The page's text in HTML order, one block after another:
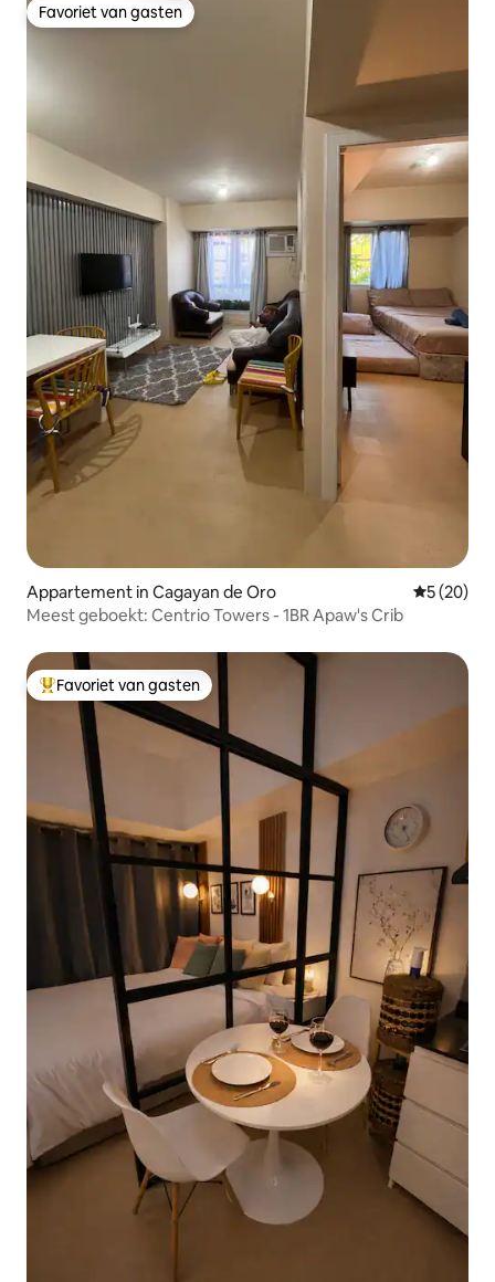
Favoriet van gasten
Favoriet van gasten
Appartement in Cagayan de Oro
5 (20)
Meest geboekt: Centrio Towers - 1BR Apaw's Crib
Topfavoriet van gasten
Favoriet van gasten